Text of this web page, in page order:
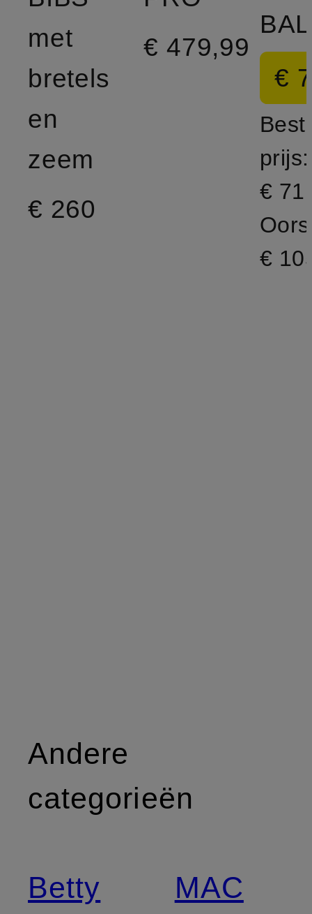
met
bretels
en
zeem
€ 260
€ 479,99
€
prijs:
€
€
Andere
categorieën
Betty
MAC